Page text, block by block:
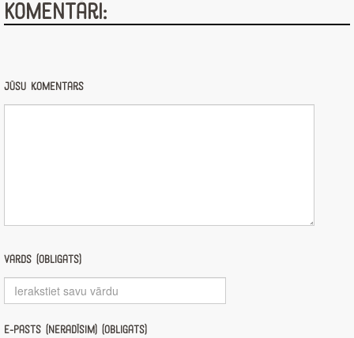
Komentāri:
Jūsu komentārs
Vārds (obligāts)
E-pasts (nerādīsim) (obligāts)